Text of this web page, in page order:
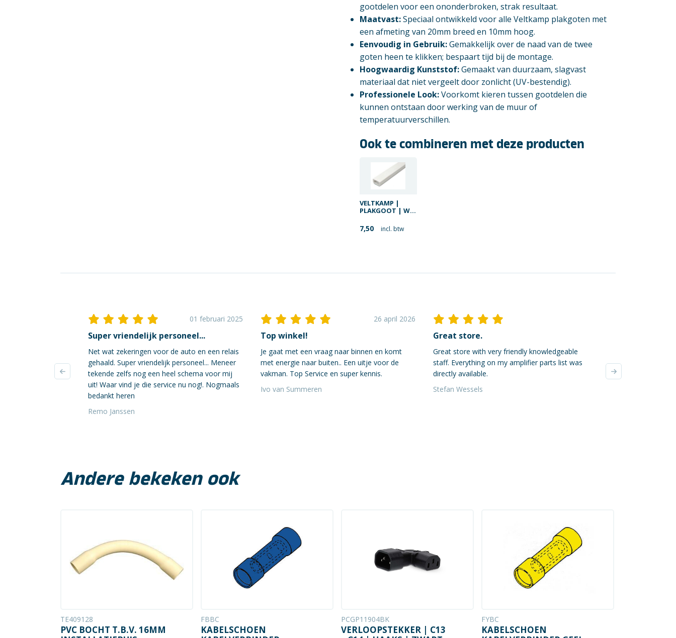
gootdelen voor een ononderbroken, strak resultaat.
Maatvast:Speciaal ontwikkeld voor alle Veltkamp plakgoten met
een afmeting van 20mm breed en 10mm hoog.
Eenvoudig in Gebruik:Gemakkelijk over de naad van de twee
goten heen te klikken; bespaart tijd bij de montage.
Hoogwaardig Kunststof:Gemaakt van duurzaam, slagvast
materiaal dat niet vergeelt door zonlicht (UV-bestendig).
Professionele Look:Voorkomt kieren tussen gootdelen die
kunnen ontstaan door werking van de muur of
temperatuurverschillen.
Ook te combineren met deze producten
VELTKAMP |
PLAKGOOT | WIT
20MM | 2 METER
7,50 incl. btw
01 februari 2025
Super vriendelijk personeel...
Net wat zekeringen voor de auto en een relais
gehaald. Super vriendelijk personeel... Meneer
tekende zelfs nog een heel schema voor mij
uit! Waar vind je die service nu nog!. Nogmaals
bedankt heren
Remo Janssen
26 april 2026
Top winkel!
Je gaat met een vraag naar binnen en komt
met energie naar buiten.. Een uitje voor de
vakman. Top Service en super kennis.
Ivo van Summeren
Great store.
Great store with very friendly knowledgeable
staff. Everything on my amplifier parts list was
directly available.
Stefan Wessels
verzonden, super!
waren zeer
Andere bekeken ook
TE409128
PVC BOCHT T.B.V. 16MM
FBBC
KABELSCHOEN
PCGP11904BK
VERLOOPSTEKKER | C13
FYBC
KABELSCHOEN